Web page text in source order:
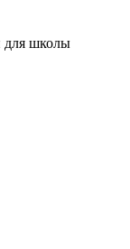
для школы